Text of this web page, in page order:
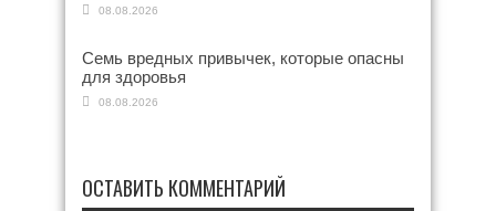
08.08.2026
Семь вредных привычек, которые опасны
для здоровья
08.08.2026
ОСТАВИТЬ КОММЕНТАРИЙ